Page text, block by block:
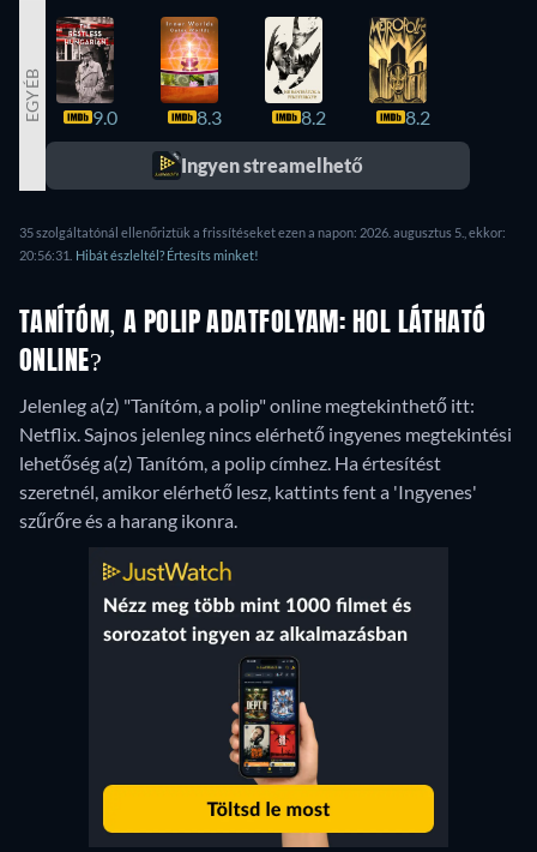
EGYÉB 9.0 8.3 8.2 8.2
Ingyen streamelhető
35 szolgáltatónál ellenőriztük a frissítéseket ezen a napon: 2026. augusztus 5., ekkor:
20:56:31. Hibát észleltél? Értesíts minket!
TANÍTÓM, A POLIP ADATFOLYAM: HOL LÁTHATÓ
ONLINE?
Jelenleg a(z) "Tanítóm, a polip" online megtekinthető itt:
Netflix.Sajnos jelenleg nincs elérhető ingyenes megtekintési
lehetőség a(z) Tanítóm, a polip címhez. Ha értesítést
szeretnél, amikor elérhető lesz, kattints fent a 'Ingyenes'
szűrőre és a harang ikonra.